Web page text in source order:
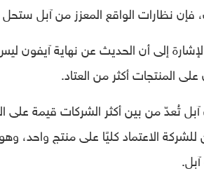
فإن نظارات الواقع المعزز من آبل
إلى أن الحديث عن نهاية آيفون
المنتجات أكثر من العتاد.
تُعدّ من بين أكثر الشركات قيمة على
للشركة الاعتماد كليًا على منتج
آبل.